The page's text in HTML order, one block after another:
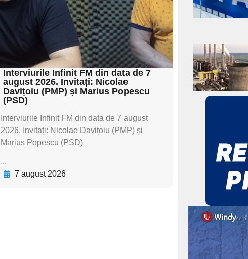
subtitluAdaugă aici
textul pentru
subtitluAdaugă aici
textul pentru subti
Interviurile Infinit FM din data de 7
august 2026. Invitați: Nicolae
Davițoiu (PMP) și Marius Popescu
(PSD)
Interviurile Infinit FM din data de 7 august
2026. Invitați: Nicolae Davițoiu (PMP) și
Marius Popescu (PSD)
...
7 august 2026
Adaugă
aici textul
pentru
subtitlu